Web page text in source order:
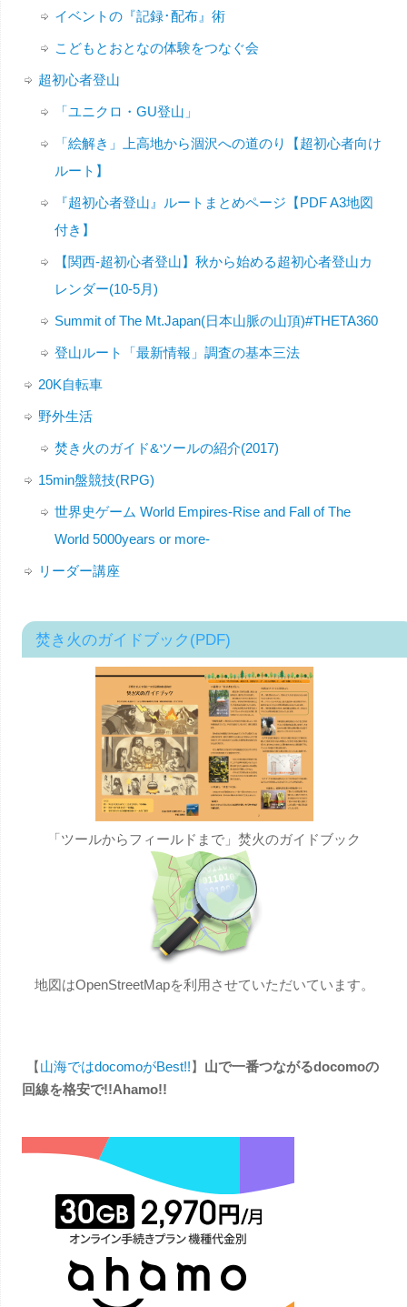
イベントの『記録･配布』術
こどもとおとなの体験をつなぐ会
超初心者登山
「ユニクロ・GU登山」
「絵解き」上高地から涸沢への道のり【超初心者向け
ルート】
『超初心者登山』ルートまとめページ【PDF A3地図
付き】
【関西-超初心者登山】秋から始める超初心者登山カ
レンダー(10-5月)
Summit of The Mt.Japan(日本山脈の山頂)#THETA360
登山ルート「最新情報」調査の基本三法
20K自転車
野外生活
焚き火のガイド&ツールの紹介(2017)
15min盤競技(RPG)
世界史ゲーム World Empires-Rise and Fall of The
World 5000years or more-
リーダー講座
焚き火のガイドブック(PDF)
「ツールからフィールドまで」焚火のガイドブック
地図はOpenStreetMapを利用させていただいています。
【山海ではdocomoがBest!!】 山で一番つながるdocomoの
回線を格安で!!Ahamo!!